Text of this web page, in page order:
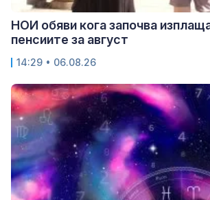
НОИ обяви кога започва
пенсиите за август
14:29 • 06.08.26